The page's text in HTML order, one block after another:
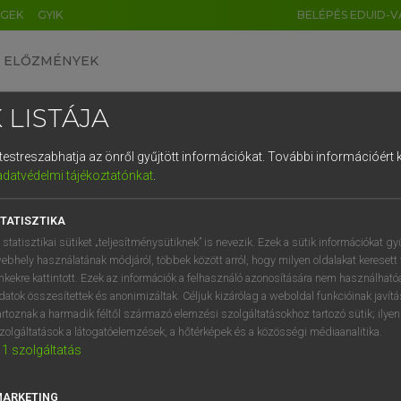
GYIK BELÉPÉS EDUID-
ELŐZMÉNYEK
szótár
VAN ELŐFIZETÉSED?
megtekintéséhez.
LISTÁJA
az önről gyűjtött információkat. További információért
tájékoztatónkat.
statisztikai sütiket „teljesítménysütiknek” is nevezik. Ezek a sütik információkat
használatának módjáról, többek között arról, hogy milyen oldalakat keresett
kattintott. Ezek az információk a felhasználó azonosítására nem
összesítettek és anonimizáltak. Céljuk kizárólag a weboldal funkcióinak
a harmadik féltől származó elemzési szolgáltatásokhoz tartozó sütik;
a látogatóelemzések, a hőtérképek és a közösségi médiaanalitika.
1 szolgáltatás
DE CN FR ES IT NL
1 2 3 4 5 6 7 8 9
q w e r t z u i
a s d f g h j k l é
í y x c v b n m , .